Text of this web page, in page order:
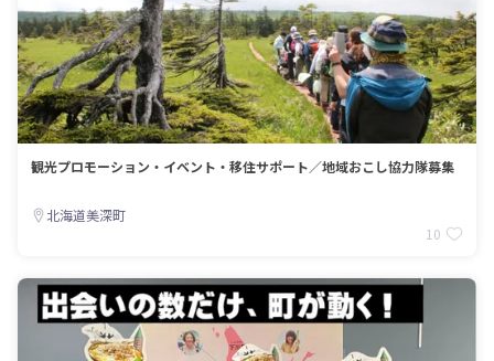
観光プロモーション・イベント・移住サポート／地域おこし協力隊募集
北海道美深町
10